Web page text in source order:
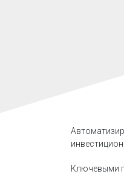
Ключевыми